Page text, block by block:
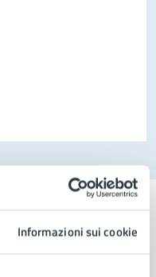
Informazioni sui cookie